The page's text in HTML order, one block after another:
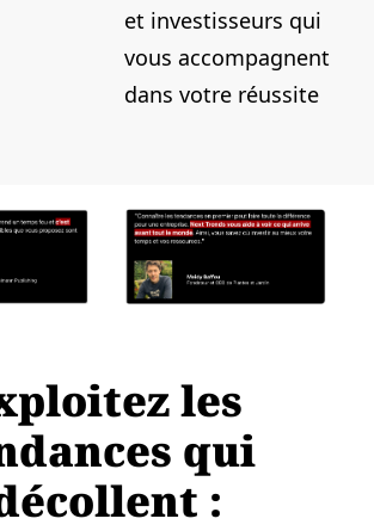
et investisseurs qui
vous accompagnent
dans votre réussite
les
qui
: